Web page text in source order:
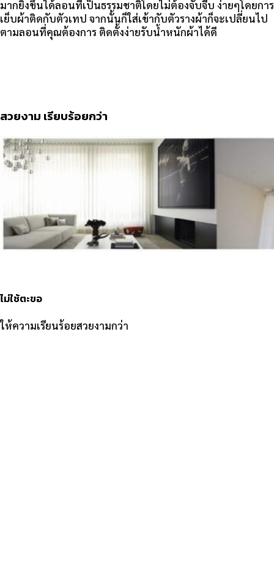
มากยิ่งขึ้นได้ลอนที่เป็นธรรมชาติโดยไม่ต้องจับจีบ ง่ายๆโดยการ
เย็บผ้าติดกับตัวเทป จากนั้นก็ใส่เข้ากับตัวรางผ้าก็จะเปลี่ยนไป
ตามลอนที่คุณต้องการ ติดตั้งง่ายรับน้ำหนักผ้าได้ดี
สวยงาม เรียบร้อยกว่า
ไม่ใช้ตะขอ
ให้ความเรียนร้อยสวยงามกว่า